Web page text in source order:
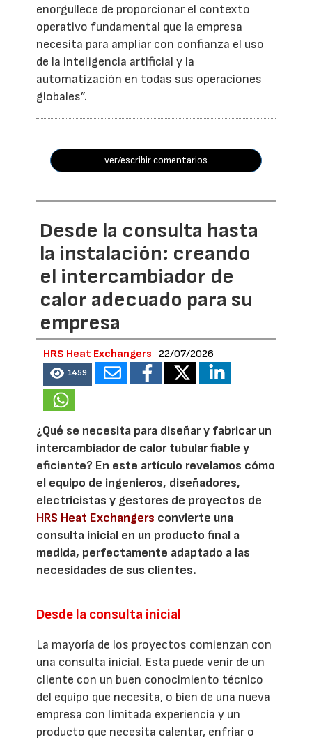
enorgullece de proporcionar el contexto
operativo fundamental que la empresa
necesita para ampliar con confianza el uso
de la inteligencia artificial y la
automatización en todas sus operaciones
globales”.
ver/escribir comentarios
Desde la consulta hasta
la instalación: creando
el intercambiador de
calor adecuado para su
empresa
HRS Heat Exchangers 22/07/2026
1459
¿Qué se necesita para diseñar y fabricar un
intercambiador de calor tubular fiable y
eficiente? En este artículo revelamos cómo
el equipo de ingenieros, diseñadores,
electricistas y gestores de proyectos de
HRS Heat Exchangers convierte una
consulta inicial en un producto final a
medida, perfectamente adaptado a las
necesidades de sus clientes.
Desde la consulta inicial
La mayoría de los proyectos comienzan con
una consulta inicial. Esta puede venir de un
cliente con un buen conocimiento técnico
del equipo que necesita, o bien de una nueva
empresa con limitada experiencia y un
producto que necesita calentar, enfriar o